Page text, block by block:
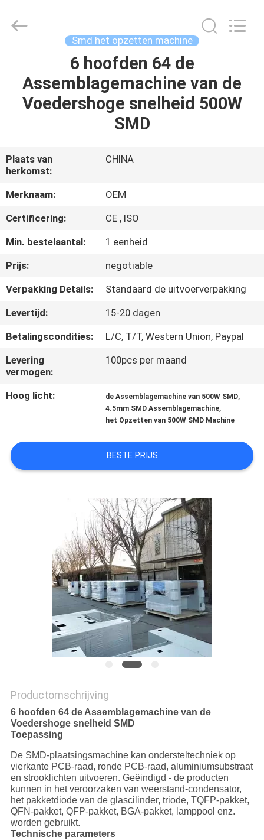
PRODUCTEN
ONS
FABRIEKSREIS
KWALITEITSCONTROLE
CONTACTEER
ONS
NIEUWS
VERZOEK
OM
EEN
SITEMAP
Enterprise
Management
Smd het opzetten machine
6 hoofden 64 de
Assemblagemachine van de
Voedershoge snelheid 500W
SMD
Plaats van
herkomst:
CHINA
Merknaam:
OEM
Certificering:
CE , ISO
Min. bestelaantal:
1 eenheid
Prijs:
negotiable
Verpakking Details:
Standaard de uitvoerverpakking
Levertijd:
15-20 dagen
Betalingscondities:
L/C, T/T, Western Union, Paypal
Levering
vermogen:
100pcs per maand
Hoog licht: de Assemblagemachine van 500W SMD,
4.5mm SMD Assemblagemachine,
het Opzetten van 500W SMD Machine
BESTE PRIJS
Productomschrijving
6 hoofden 64 de Assemblagemachine van de
Voedershoge snelheid SMD
Toepassing
De SMD-plaatsingsmachine kan ondersteltechniek op
vierkante PCB-raad, ronde PCB-raad, aluminiumsubstraat
en strooklichten uitvoeren. Geëindigd - de producten
kunnen in het veroorzaken van weerstand-condensator,
het pakketdiode van de glascilinder, triode, TQFP-pakket,
QFN-pakket, QFP-pakket, BGA-pakket, lamppool enz.
worden gebruikt.
Technische parameters